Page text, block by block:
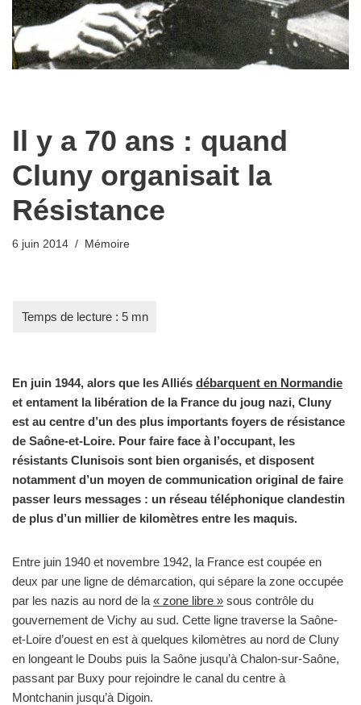
Il y a 70 ans : quand
Cluny organisait la
Résistance
6 juin 2014 Mémoire
En juin 1944, alors que les Alliés débarquent en Normandie
et entament la libération de la France du joug nazi, Cluny
est au centre d’un des plus importants foyers de résistance
de Saône-et-Loire. Pour faire face à l’occupant, les
résistants Clunisois sont bien organisés, et disposent
notamment d’un moyen de communication original de faire
passer leurs messages : un réseau téléphonique clandestin
de plus d’un millier de kilomètres entre les maquis.
Entre juin 1940 et novembre 1942, la France est coupée en
deux par une ligne de démarcation, qui sépare la zone occupée
par les nazis au nord de la « zone libre » sous contrôle du
gouvernement de Vichy au sud. Cette ligne traverse la Saône-
et-Loire d’ouest en est à quelques kilomètres au nord de Cluny
en longeant le Doubs puis la Saône jusqu’à Chalon-sur-Saône,
passant par Buxy pour rejoindre le canal du centre à
Montchanin jusqu’à Digoin.